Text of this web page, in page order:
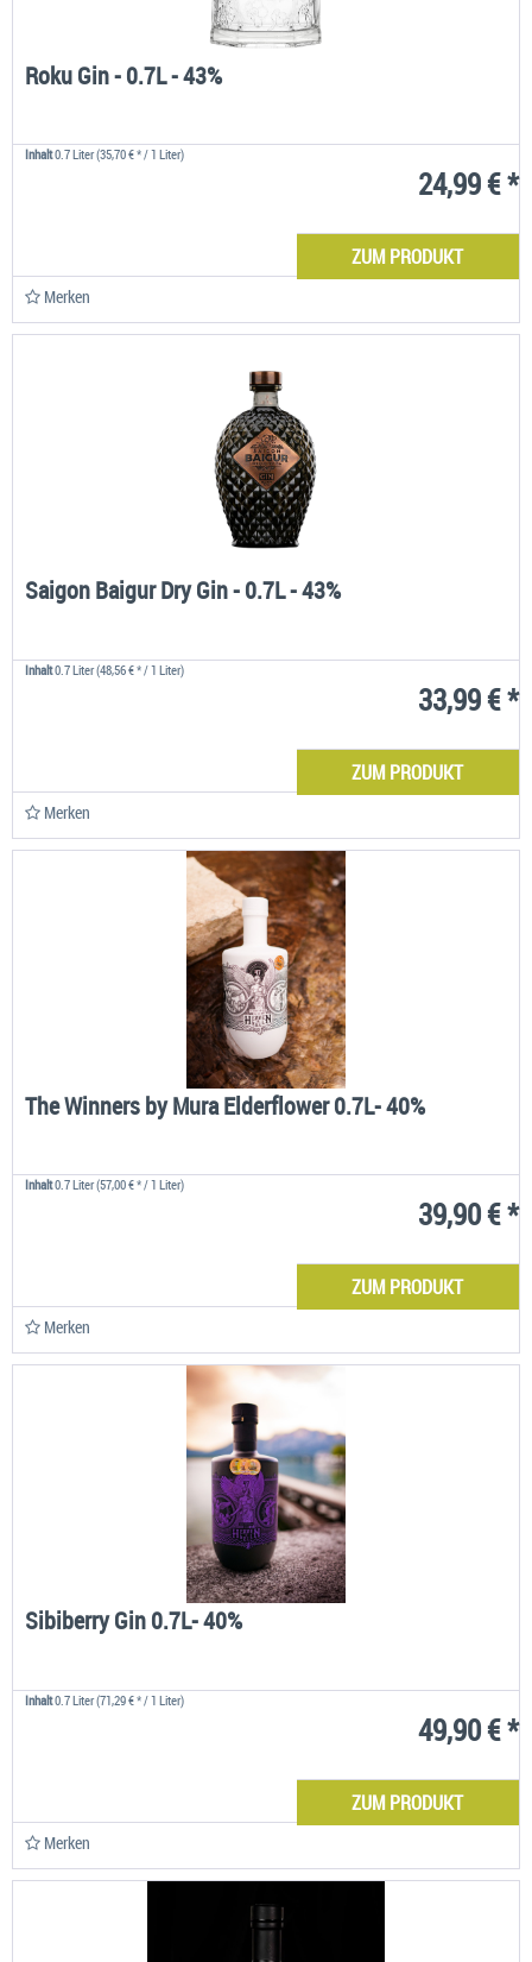
Roku Gin - 0.7L - 43%
Inhalt0.7 Liter(35,70 € * / 1 Liter)
24,99 € *
ZUM PRODUKT
Merken
Saigon Baigur Dry Gin - 0.7L - 43%
Inhalt0.7 Liter(48,56 € * / 1 Liter)
33,99 € *
ZUM PRODUKT
Merken
The Winners by Mura Elderflower 0.7L- 40%
Inhalt0.7 Liter(57,00 € * / 1 Liter)
39,90 € *
ZUM PRODUKT
Merken
Sibiberry Gin 0.7L- 40%
Inhalt0.7 Liter(71,29 € * / 1 Liter)
49,90 € *
ZUM PRODUKT
Merken